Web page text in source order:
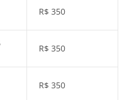
R$ 350
R$ 350
R$ 350